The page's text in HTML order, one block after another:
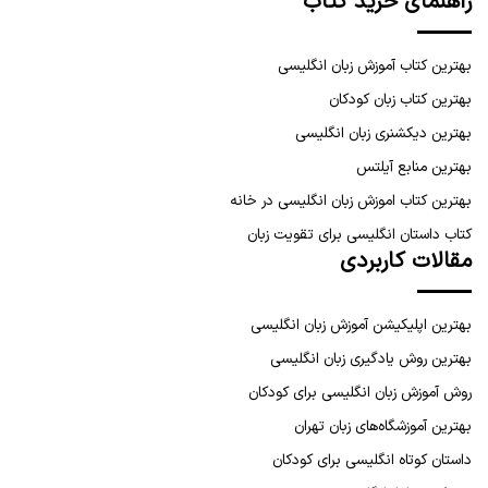
بهترین کتاب آموزش زبان انگلیسی
بهترین کتاب زبان کودکان
بهترین دیکشنری زبان انگلیسی
بهترین منابع آیلتس
بهترین کتاب اموزش زبان انگلیسی در خانه
کتاب داستان انگلیسی برای تقویت زبان
مقالات کاربردی
بهترین اپلیکیشن آموزش زبان انگلیسی
بهترین روش یادگیری زبان انگلیسی
روش آموزش زبان انگلیسی برای کودکان
بهترین آموزشگاه‌های زبان تهران
داستان کوتاه انگلیسی برای کودکان